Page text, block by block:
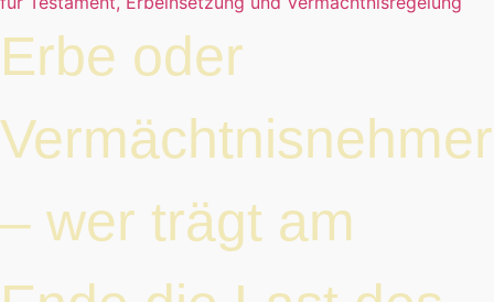
Erbe oder
Vermächtnisnehmer
– wer trägt am